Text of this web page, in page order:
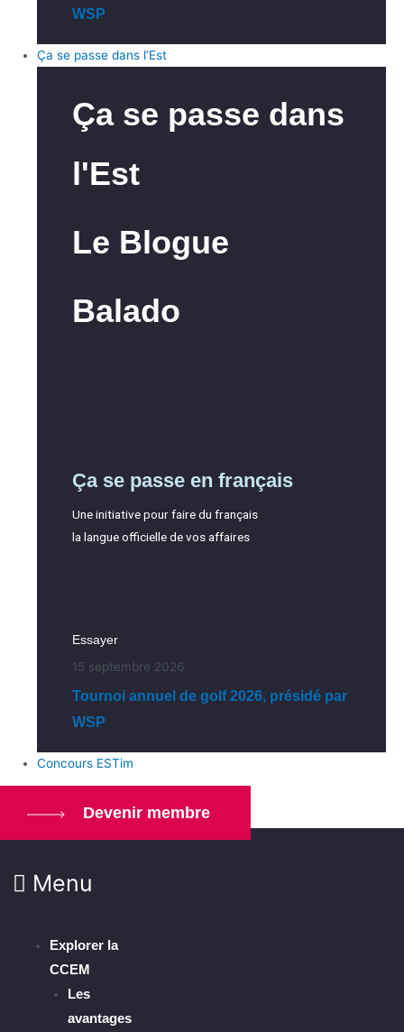
WSP
Ça se passe dans l’Est
Ça se passe dans
l'Est
Le Blogue
Balado
Ça se passe en français
Une initiative pour faire du français
la langue officielle de vos affaires
Essayer
15 septembre 2026
Tournoi annuel de golf 2026, présidé par
WSP
Concours ESTim
Devenir membre
Menu
Explorer la
CCEM
Les
avantages